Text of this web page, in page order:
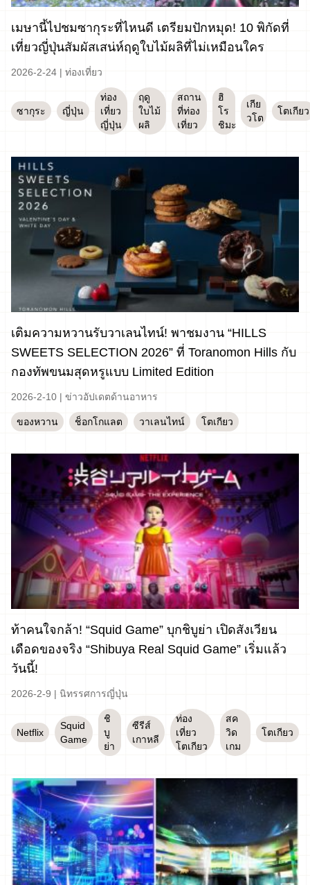
เมษานี้ไปชมซากุระที่ไหนดี เตรียมปักหมุด! 10 พิกัดที่
เที่ยวญี่ปุ่นสัมผัสเสน่ห์ฤดูใบไม้ผลิที่ไม่เหมือนใคร
2026-2-24 | ท่องเที่ยว
ซากุระ ญี่ปุ่น
ท่อง
เที่ยว
ญี่ปุ่น
ฤดู
ใบไม้
ผลิ
สถาน
ที่ท่อง
เที่ยว
ฮิ
โร
ชิมะ
เกีย
วโต
โตเกียว
เติมความหวานรับวาเลนไทน์! พาชมงาน “HILLS
SWEETS SELECTION 2026” ที่ Toranomon Hills กับ
กองทัพขนมสุดหรูแบบ Limited Edition
2026-2-10 | ข่าวอัปเดตด้านอาหาร
ของหวาน ช็อกโกแลต วาเลนไทน์ โตเกียว
ท้าคนใจกล้า! “Squid Game” บุกชิบูย่า เปิดสังเวียน
เดือดของจริง “Shibuya Real Squid Game” เริ่มแล้ว
วันนี้!
2026-2-9 | นิทรรศการญี่ปุ่น
Netflix
Squid
Game
ชิ
บู
ย่า
ซีรีส์
เกาหลี
ท่อง
เที่ยว
โตเกียว
สค
วิด
เกม
โตเกียว